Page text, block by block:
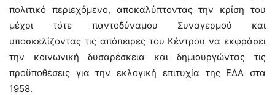
πολιτικό περιεχόμενο, αποκαλύπτοντας την κρίση του
μέχρι τότε παντοδύναμου Συναγερμού και
υποσκελίζοντας τις απόπειρες του Κέντρου να εκφράσει
την κοινωνική δυσαρέσκεια και δημιουργώντας τις
προϋποθέσεις για την εκλογική επιτυχία της ΕΔΑ στα
1958.